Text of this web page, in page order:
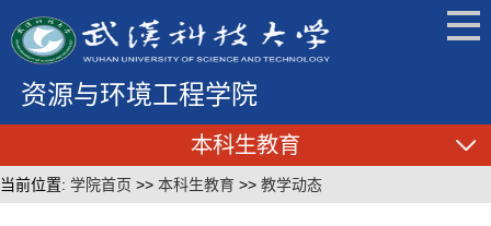
资源与环境工程学院
本科生教育
当前位置: 学院首页 >> 本科生教育 >> 教学动态